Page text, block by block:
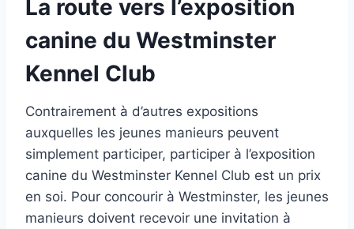
La route vers l’exposition
canine du Westminster
Kennel Club
Contrairement à d’autres expositions
auxquelles les jeunes manieurs peuvent
simplement participer, participer à l’exposition
canine du Westminster Kennel Club est un prix
en soi. Pour concourir à Westminster, les jeunes
manieurs doivent recevoir une invitation à